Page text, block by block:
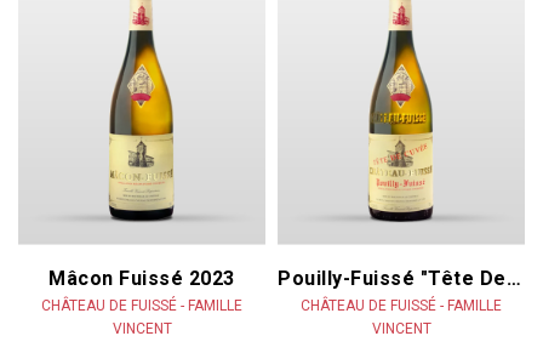
Mâcon Fuissé 2023
CHÂTEAU DE FUISSÉ - FAMILLE
VINCENT
Pouilly-Fuissé "Tête De Cuvée" 2023
CHÂTEAU DE FUISSÉ - FAMILLE
VINCENT